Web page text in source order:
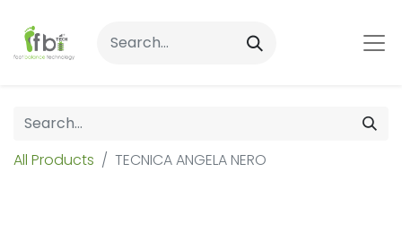
All Products TECNICA ANGELA NERO